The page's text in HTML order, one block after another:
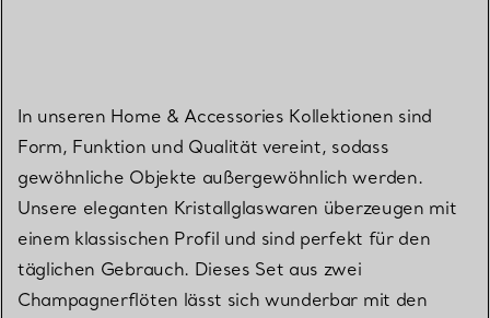
In unseren Home & Accessories Kollektionen sind
Form, Funktion und Qualität vereint, sodass
gewöhnliche Objekte außergewöhnlich werden.
Unsere eleganten Kristallglaswaren überzeugen mit
einem klassischen Profil und sind perfekt für den
täglichen Gebrauch. Dieses Set aus zwei
Champagnerflöten lässt sich wunderbar mit den